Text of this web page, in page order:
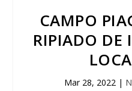
CAMPO
RIPIADO DE
Mar 28, 2022 |